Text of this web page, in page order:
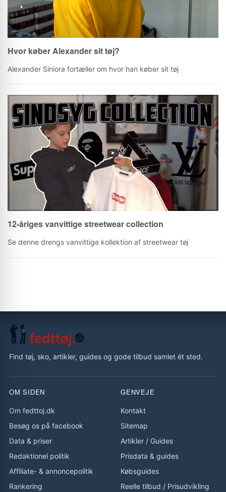
Hvor køber Alexander sit tøj?
Alexander Siniora fortæller om hvor han køber sit tøj
12-åriges vanvittige streetwear collection
Se denne drengs vanvittige kollektion af streetwear tøj
Find tøj, sko, artikler, guides og gode tilbud samlet ét sted.
OM SIDEN
Om fedttoj.dk
Besøg os på facebook
Data & priser
Redaktionel politik
Affiliate- & annoncepolitik
Rankering
GENVEJE
Kontakt
Sitemap
Artikler / Guides
Prisdata & guides
Købsguides
Reelle tilbud / Prisudvikling